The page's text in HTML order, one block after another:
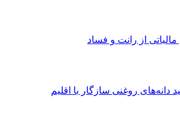
روغنی سازگار با اقلیم